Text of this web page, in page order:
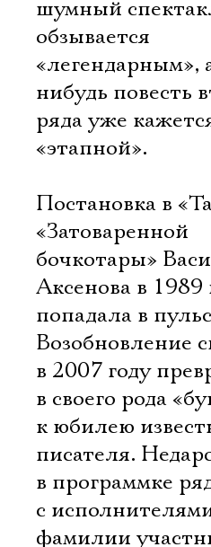
шумный
обзывается
«легендарным»,
нибудь повесть
ряда уже
«этапной».
Постановка в
«Затоваренной
бочкотары»
Аксенова в 1989
попадала в
Возобновление
в 2007 году
в своего рода
к юбилею
писателя.
в программке
с
фамилии